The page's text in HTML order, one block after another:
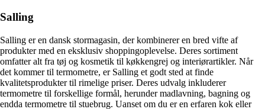
Salling
Salling er en dansk stormagasin, der kombinerer en bred vifte af
produkter med en eksklusiv shoppingoplevelse. Deres sortiment
omfatter alt fra tøj og kosmetik til køkkengrej og interiørartikler. Når
det kommer til termometre, er Salling et godt sted at finde
kvalitetsprodukter til rimelige priser. Deres udvalg inkluderer
termometre til forskellige formål, herunder madlavning, bagning og
endda termometre til stuebrug. Uanset om du er en erfaren kok eller